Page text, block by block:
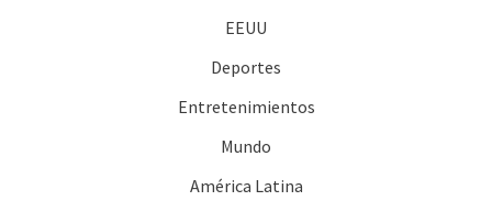
EEUU
Deportes
Entretenimientos
Mundo
América Latina